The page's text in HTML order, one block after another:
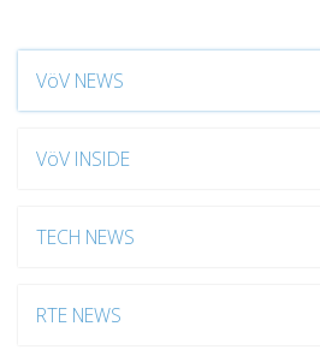
VöV NEWS
VöV INSIDE
TECH NEWS
RTE NEWS